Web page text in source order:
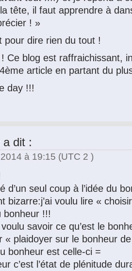
tête, il faut apprendre à
! »
pour dire rien du tout !
Ce blog est raffraichissant,
4ème article en partant du
day !!!
a dit :
à 19:15 (UTC 2 )
d’un seul coup à l’idée du
bizarre:j’ai voulu lire «
bonheur !!!
voulu savoir ce qu’est le
« plaidoyer sur le bonheur
bonheur est celle-ci =
c’est l’état de plénitude